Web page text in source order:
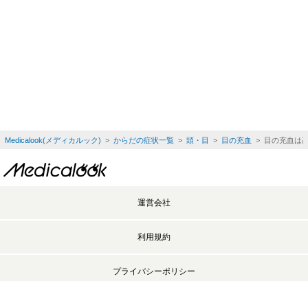
Medicalook(メディカルック) > からだの症状一覧> 頭・目 > 目の充血 > 目の充血は
運営会社
利用規約
プライバシーポリシー